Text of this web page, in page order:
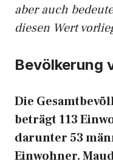
aber auch
diesen Wert
Bevölkerung
Die
beträgt 113
darunter 53
Einwohner.